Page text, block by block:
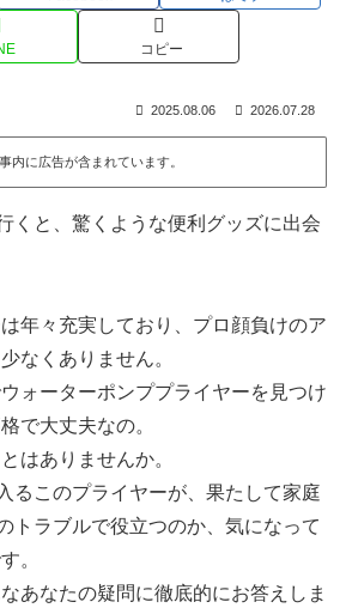
コピー
2025.08.06 2026.07.28
内に広告が含まれています。
くと、驚くような便利グッズに出会
年々充実しており、プロ顔負けのア
なくありません。
ォーターポンププライヤーを見つけ
で大丈夫なの。
はありませんか。
るこのプライヤーが、果たして家庭
トラブルで役立つのか、気になって
。
あなたの疑問に徹底的にお答えしま